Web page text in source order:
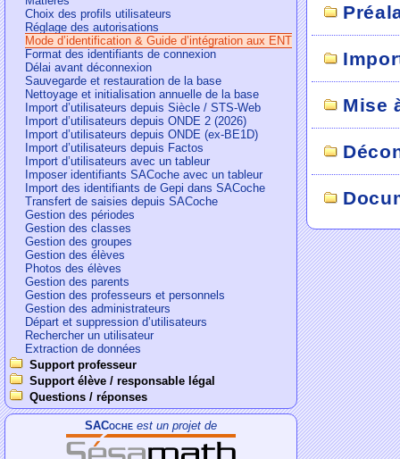
Choix des profils utilisateurs
Réglage des autorisations
Mode d’identification & Guide d’intégration aux ENT
Format des identifiants de connexion
Délai avant déconnexion
Sauvegarde et restauration de la base
Nettoyage et initialisation annuelle de la base
Import d’utilisateurs depuis Siècle / STS-Web
Import d’utilisateurs depuis ONDE 2 (2026)
Import d’utilisateurs depuis ONDE (ex-BE1D)
Import d’utilisateurs depuis Factos
Import d’utilisateurs avec un tableur
Imposer identifiants SACoche avec un tableur
Import des identifiants de Gepi dans SACoche
Transfert de saisies depuis SACoche
Gestion des périodes
Gestion des classes
Gestion des groupes
Gestion des élèves
Photos des élèves
Gestion des parents
Gestion des professeurs et personnels
Gestion des administrateurs
Départ et suppression d’utilisateurs
Rechercher un utilisateur
Extraction de données
Support professeur
Support élève / responsable légal
Questions / réponses
SACoche est un projet de
Mise